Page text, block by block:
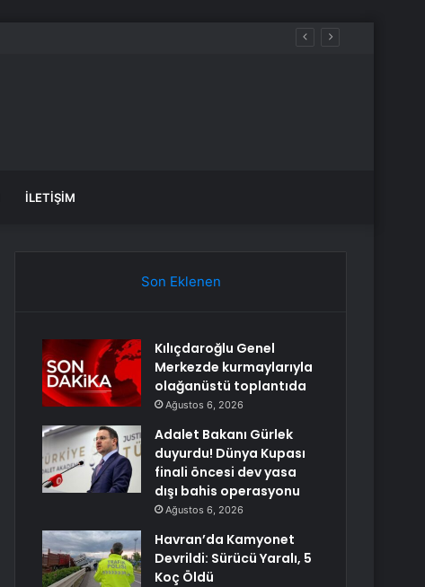
İLETIŞIM
Son Eklenen
Kılıçdaroğlu Genel
Merkezde kurmaylarıyla
olağanüstü toplantıda
Ağustos 6, 2026
Adalet Bakanı Gürlek
duyurdu! Dünya Kupası
finali öncesi dev yasa
dışı bahis operasyonu
Ağustos 6, 2026
Havran’da Kamyonet
Devrildi: Sürücü Yaralı, 5
Koç Öldü